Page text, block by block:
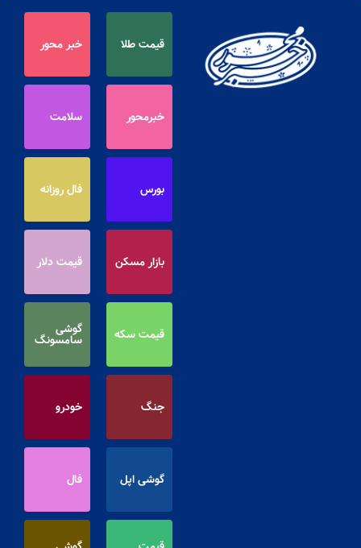
قیمت طلا خبر محور
خبرمحور سلامت
بورس فال روزانه
بازار مسکن قیمت دلار
قیمت سکه گوشی
سامسونگ
جنگ خودرو
گوشی اپل فال